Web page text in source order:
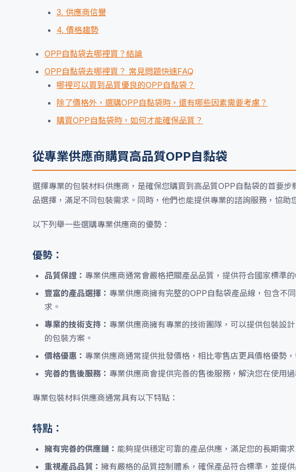
3. 供應商信譽
4. 價格趨勢
OPP自黏袋去哪裡買？結論
OPP自黏袋去哪裡買？ 常見問題快速FAQ
哪裡可以買到品質優良的OPP自黏袋？
除了價格外，選購OPP自黏袋時，還有哪些因素需要考慮？
購買OPP自黏袋時，如何才能確保品質？
從專業供應商購買高品質OPP自黏袋
選擇專業的包裝材料供應商，是確保您購買到高品質OPP自黏袋的首要
品選擇，滿足不同包裝需求。同時，他們也能提供專業的諮詢服務，協
以下列舉一些選購專業供應商的優勢：
優勢：
品質保證： 專業供應商通常會嚴格把關產品品質，提供符合國家標準
豐富的產品選擇： 專業供應商擁有完整的OPP自黏袋產品線，包含不
求。
專業的技術支持： 專業供應商擁有專業的技術團隊，可以提供包裝設
的包裝方案。
價格優惠： 專業供應商通常提供批發價格，相比零售店更具價格優勢
完善的售後服務： 專業供應商會提供完善的售後服務，解決您在使用
專業包裝材料供應商通常具有以下特點：
特點：
擁有完善的供應鏈： 能夠提供穩定可靠的產品供應，滿足您的長期需求
重視產品品質： 擁有嚴格的品質控制體系，確保產品符合標準，並提供